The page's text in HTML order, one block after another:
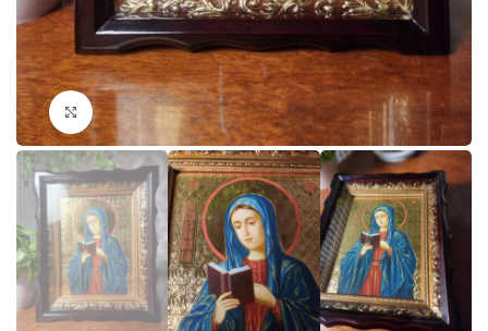
Клацніть, щоб збільшити